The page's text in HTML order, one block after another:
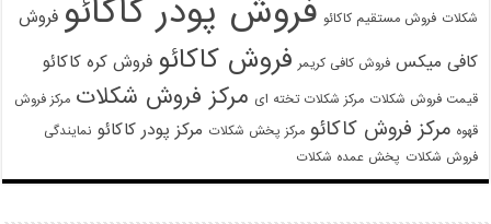
شکلات فروش مستقیم کاکائو فروش پودر کاکائو فروش
کافی میکس فروش کافی کریمر فروش کاکائو فروش کره کاکائو
قیمت فروش شکلات مرکز شکلات تخته ای مرکز فروش شکلات مرکز فروش
قهوه مرکز فروش کاکائو مرکز پخش شکلات مرکز پودر کاکائو نمایندگی
فروش شکلات پخش عمده شکلات